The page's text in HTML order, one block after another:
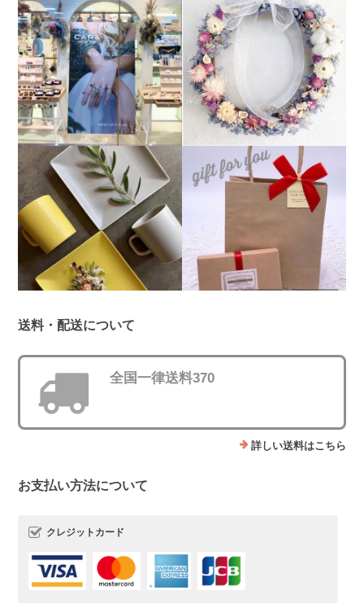
送料・配送について
全国一律送料370
詳しい送料はこちら
お支払い方法について
クレジットカード